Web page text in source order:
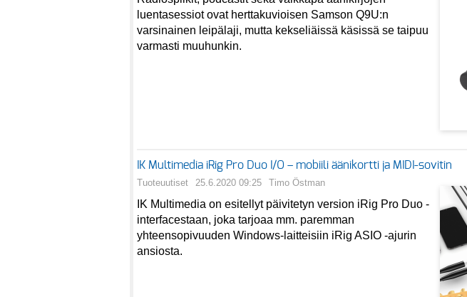
luentasessiot ovat herttakuvioisen Samson Q9U:n
varsinainen leipälaji, mutta kekseliäissä käsissä se taipuu
varmasti muuhunkin.
IK Multimedia iRig Pro Duo I/O – mobiili äänikortti ja MIDI-sovitin
Tuoteuutiset 25.6.2020 09:25 Timo Östman
IK Multimedia on esitellyt päivitetyn version iRig Pro Duo -
interfacestaan, joka tarjoaa mm. paremman
yhteensopivuuden Windows-laitteisiin iRig ASIO -ajurin
ansiosta.